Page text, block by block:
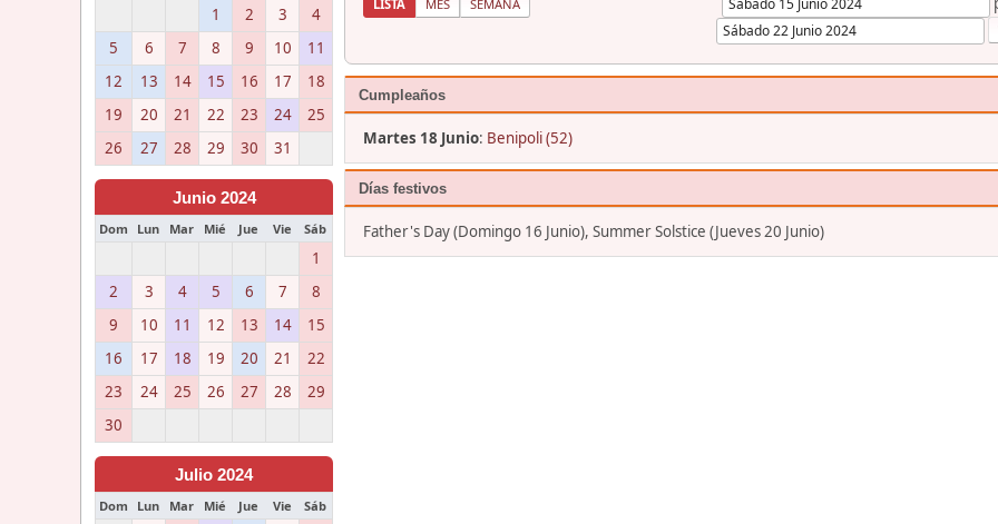
1 2 3
4
5
6 7 8 9 10
11
12
13 14 15 16 17
18
19
20 21 22 23 24
25
26
27 28 29 30 31
Junio 2024
Dom Lun Mar Mié Jue Vie Sáb
1
2
3 4 5 6 7
8
9
10 11 12 13 14
15
16
17 18 19 20 21
22
23
24 25 26 27 28
29
30
Julio 2024
Dom Lun Mar Mié Jue Vie Sáb
LISTA MES SEMANA
Cumpleaños
Martes 18 Junio: Benipoli (52)
Días festivos
Father's Day (Domingo 16 Junio), Summer Solstice (Jueves 20 Junio)